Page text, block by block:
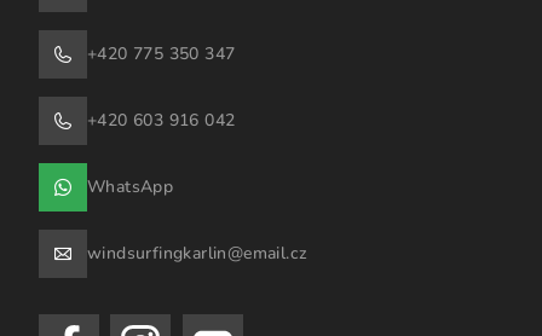
+420 775 350 347
+420 603 916 042
WhatsApp
windsurfingkarlin@email.cz